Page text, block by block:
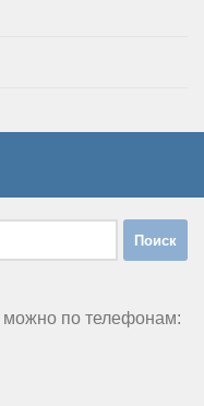
можно по телефонам: